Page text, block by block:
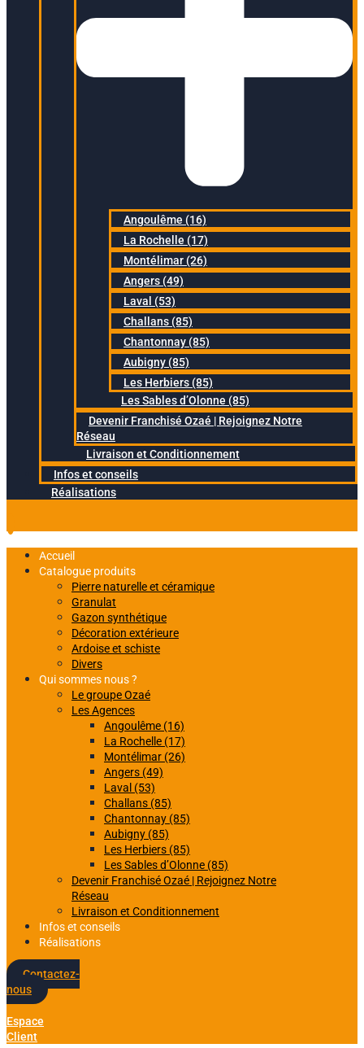
Angoulême (16)
La Rochelle (17)
Montélimar (26)
Angers (49)
Laval (53)
Challans (85)
Chantonnay (85)
Aubigny (85)
Les Herbiers (85)
Les Sables d’Olonne (85)
Devenir Franchisé Ozaé | Rejoignez Notre
Réseau
Livraison et Conditionnement
Infos et conseils
Réalisations
Accueil
Catalogue produits
Pierre naturelle et céramique
Granulat
Gazon synthétique
Décoration extérieure
Ardoise et schiste
Divers
Qui sommes nous ?
Le groupe Ozaé
Les Agences
Angoulême (16)
La Rochelle (17)
Montélimar (26)
Angers (49)
Laval (53)
Challans (85)
Chantonnay (85)
Aubigny (85)
Les Herbiers (85)
Les Sables d’Olonne (85)
Devenir Franchisé Ozaé | Rejoignez Notre
Réseau
Livraison et Conditionnement
Infos et conseils
Réalisations
Contactez-
nous
Espace
Client